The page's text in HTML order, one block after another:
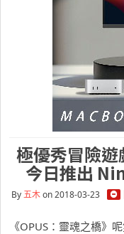
極優秀冒險遊
今日推出
By五木on 2018-03-23
《OPUS：靈魂之橋》